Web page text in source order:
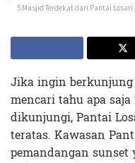
5 Masjid Terdekat dari Pantai
Jika ingin
mencari tahu apa
dikunjungi, Pantai
teratas. Kawasan
pemandangan